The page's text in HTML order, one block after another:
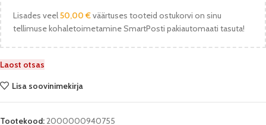
Lisades veel50,00 €väärtuses tooteid ostukorvi on sinu
tellimuse kohaletoimetamine SmartPosti pakiautomaati tasuta!
Laost otsas
Lisa soovinimekirja
Tootekood:2000000940755